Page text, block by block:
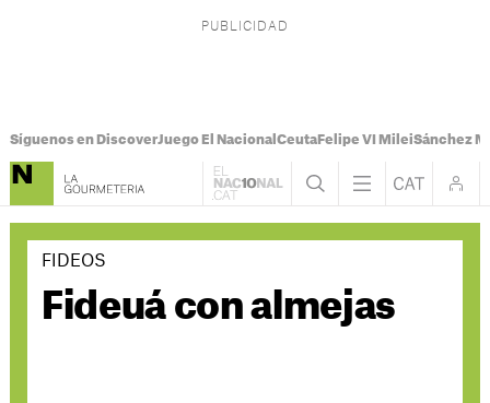
Síguenos en DiscoverJuego El Nacional CeutaFelipe VI MileiSánchez
FIDEOS
Fideuá con almejas